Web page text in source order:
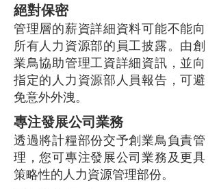
絕對保密
管理層的薪資詳細資料可能不能向
所有人力資源部的員工披露。由創
業鳥協助管理工資詳細資訊，並向
指定的人力資源部人員報告，可避
免意外外洩。
專注發展公司業務
透過將計糧部份交予創業鳥負責管
理，您可專注發展公司業務及更具
策略性的人力資源管理部份。